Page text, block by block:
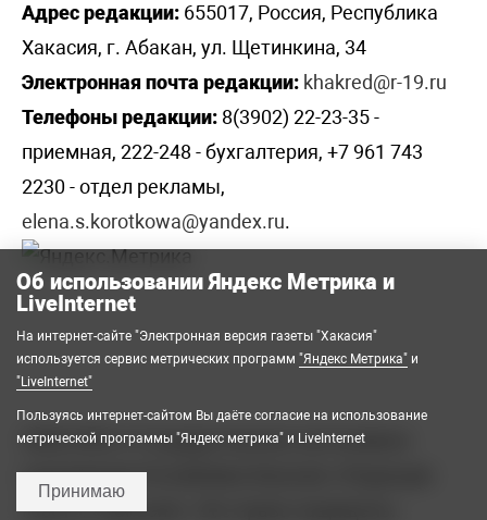
Адрес редакции: 655017, Россия, Республика
Хакасия, г. Абакан, ул. Щетинкина, 34
Электронная почта редакции: khakred@r-19.ru
Телефоны редакции: 8(3902) 22-23-35 -
приемная, 222-248 - бухгалтерия, +7 961 743
2230 - отдел рекламы,
elena.s.korotkowa@yandex.ru.
2008-2026 © Государственное автономное
учреждение Республики Хакасия «Редакция
газеты «Хакасия». Все права защищены.
Об использовании Яндекс Метрика и
LiveInternet
На интернет-сайте "Электронная версия газеты "Хакасия"
используется сервис метрических программ "Яндекс Метрика" и
"LiveInternet"
Пользуясь интернет-сайтом Вы даёте согласие на использование
метрической программы "Яндекс метрика" и LiveInternet
Принимаю